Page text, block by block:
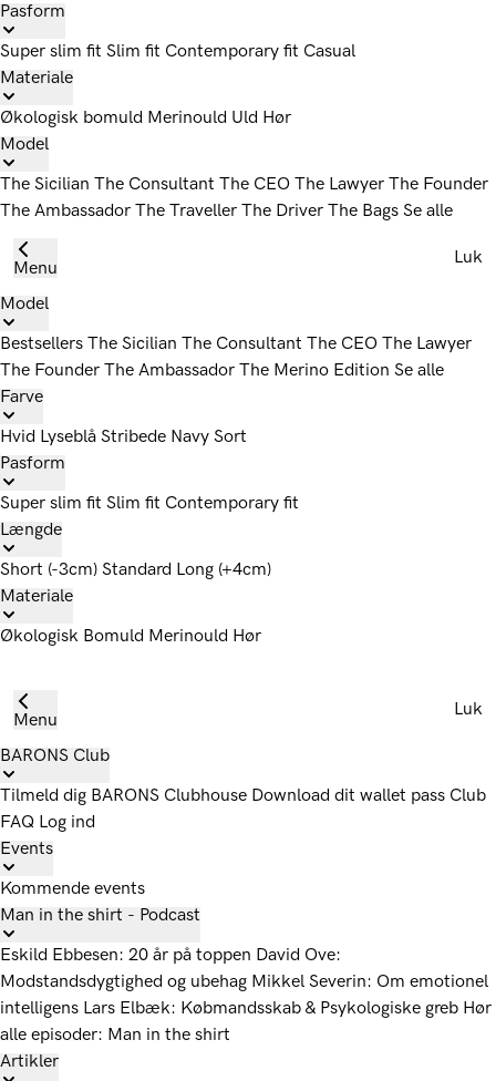
Pasform
Super slim fit Slim fit Contemporary fit Casual
Materiale
Økologisk bomuld Merinould Uld Hør
Model
The Sicilian The Consultant The CEO The Lawyer The Founder
The Ambassador The Traveller The Driver The Bags Se alle
Menu
Luk
Model
Bestsellers The Sicilian The Consultant The CEO The Lawyer
The Founder The Ambassador The Merino Edition Se alle
Farve
Hvid Lyseblå Stribede Navy Sort
Pasform
Super slim fit Slim fit Contemporary fit
Længde
Short (-3cm) Standard Long (+4cm)
Materiale
Økologisk Bomuld Merinould Hør
Menu
Luk
BARONS Club
Tilmeld dig BARONS Clubhouse Download dit wallet pass Club
FAQ Log ind
Events
Kommende events
Man in the shirt - Podcast
Eskild Ebbesen: 20 år på toppen David Ove:
Modstandsdygtighed og ubehag Mikkel Severin: Om emotionel
intelligens Lars Elbæk: Købmandsskab & Psykologiske greb Hør
alle episoder: Man in the shirt
Artikler